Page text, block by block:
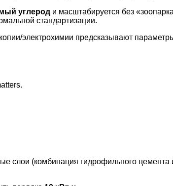
углерод и масштабируется без
стандартизации.
электрохимии предсказывают
слои (комбинация гидрофильного